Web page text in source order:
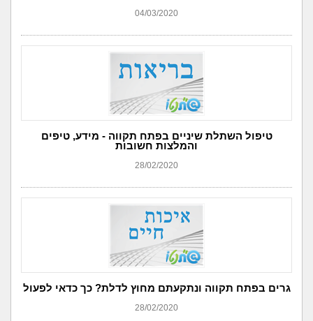
04/03/2020
טיפול השתלת שיניים בפתח תקווה - מידע, טיפים
והמלצות חשובות
28/02/2020
גרים בפתח תקווה ונתקעתם מחוץ לדלת? כך כדאי לפעול
28/02/2020